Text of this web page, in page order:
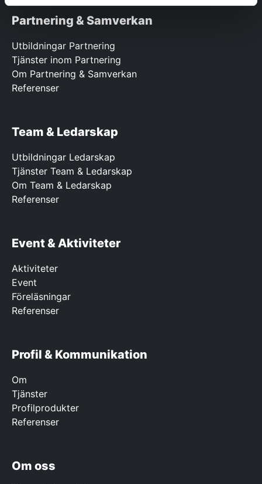
Partnering & Samverkan
Utbildningar Partnering
Tjänster inom Partnering
Om Partnering & Samverkan
Referenser
Team & Ledarskap
Utbildningar Ledarskap
Tjänster Team & Ledarskap
Om Team & Ledarskap
Referenser
Event & Aktiviteter
Aktiviteter
Event
Föreläsningar
Referenser
Profil & Kommunikation
Om
Tjänster
Profilprodukter
Referenser
Om oss